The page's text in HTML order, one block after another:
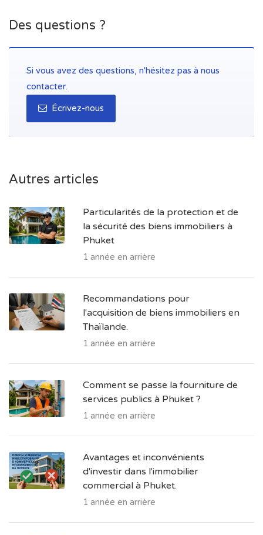
Des questions ?
Si vous avez des questions, n'hésitez pas à nous
contacter.
Écrivez-nous
Autres articles
Particularités de la protection et de
la sécurité des biens immobiliers à
Phuket
1 année en arrière
Recommandations pour
l'acquisition de biens immobiliers en
Thaïlande.
1 année en arrière
Comment se passe la fourniture de
services publics à Phuket ?
1 année en arrière
Avantages et inconvénients
d'investir dans l'immobilier
commercial à Phuket.
1 année en arrière